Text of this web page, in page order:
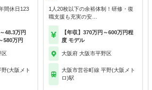
間休日123
48.3万円
580万円
区
(大阪メト
1人20枚以下の余裕体制！研修・復
職支援も充実の安…
【年収】370万円～600万円程
度 モデル
大阪府 大阪市平野区
大阪市営谷町線 平野(大阪メト
ロ)駅